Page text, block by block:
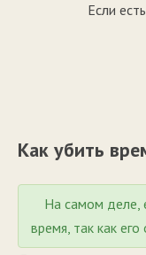
Если
Как убить
На самом деле,
время, так как